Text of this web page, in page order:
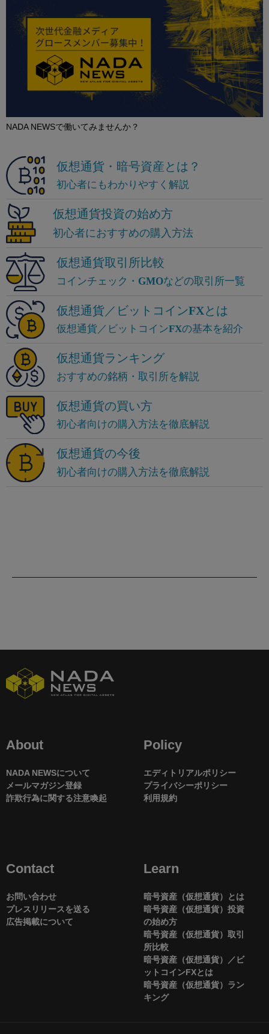
NADA NEWSで働いてみませんか？
About
NADA NEWSについて
メールマガジン登録
詐欺行為に関する注意喚起
Policy
エディトリアルポリシー
プライバシーポリシー
利用規約
Contact
お問い合わせ
プレスリリースを送る
広告掲載について
Learn
暗号資産（仮想通貨）とは
暗号資産（仮想通貨）投資
の始め方
暗号資産（仮想通貨）取引
所比較
暗号資産（仮想通貨）／ビ
ットコインFXとは
暗号資産（仮想通貨）ラン
キング